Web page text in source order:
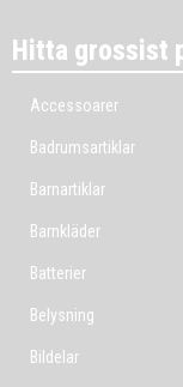
Hitta grossist
Accessoarer
Badrumsartiklar
Barnartiklar
Barnkläder
Batterier
Belysning
Bildelar